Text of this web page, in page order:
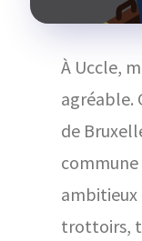
À Uccle,
agréable.
de
commune
trottoirs,